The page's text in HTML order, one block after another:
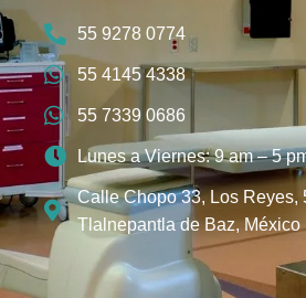
55 9278 0774
55 4145 4338
55 7339 0686
Lunes a Viernes: 9 am – 5
Calle Chopo 33, Los Reyes,
Tlalnepantla de Baz, México